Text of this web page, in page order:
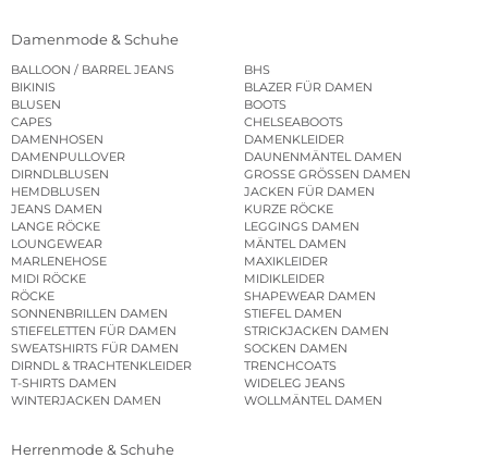
Damenmode & Schuhe
BALLOON / BARREL JEANS
BHS
BIKINIS
BLAZER FÜR DAMEN
BLUSEN
BOOTS
CAPES
CHELSEABOOTS
DAMENHOSEN
DAMENKLEIDER
DAMENPULLOVER
DAUNENMÄNTEL DAMEN
DIRNDLBLUSEN
GROSSE GRÖSSEN DAMEN
HEMDBLUSEN
JACKEN FÜR DAMEN
JEANS DAMEN
KURZE RÖCKE
LANGE RÖCKE
LEGGINGS DAMEN
LOUNGEWEAR
MÄNTEL DAMEN
MARLENEHOSE
MAXIKLEIDER
MIDI RÖCKE
MIDIKLEIDER
RÖCKE
SHAPEWEAR DAMEN
SONNENBRILLEN DAMEN
STIEFEL DAMEN
STIEFELETTEN FÜR DAMEN
STRICKJACKEN DAMEN
SWEATSHIRTS FÜR DAMEN
SOCKEN DAMEN
DIRNDL & TRACHTENKLEIDER
TRENCHCOATS
T-SHIRTS DAMEN
WIDELEG JEANS
WINTERJACKEN DAMEN
WOLLMÄNTEL DAMEN
Herrenmode & Schuhe